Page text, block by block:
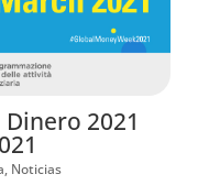
2021
, Noticias